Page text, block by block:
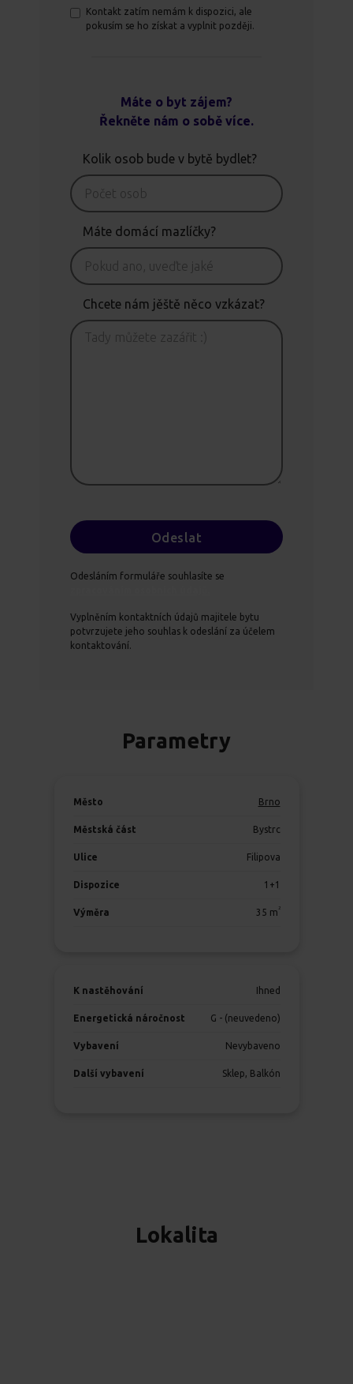
Kontakt zatím nemám k dispozici, ale
pokusím se ho získat a vyplnit později.
Máte o byt zájem?
Řekněte nám o sobě více.
Kolik osob bude v bytě bydlet?
Máte domácí mazlíčky?
Chcete nám jěště něco vzkázat?
Odesláním formuláře souhlasíte se
Vyplněním kontaktních údajů majitele bytu
potvrzujete jeho souhlas k odeslání za účelem
kontaktování.
Parametry
Město Brno
Městská část Bystrc
Ulice Filipova
Dispozice 1+1
Výměra 35 m 2
K nastěhování Ihned
Energetická náročnost G - (neuvedeno)
Vybavení Nevybaveno
Další vybavení Sklep, Balkón
Lokalita